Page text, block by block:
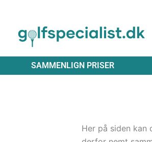
indholdet
SAMMENLIGN PRISER
Her på siden kan